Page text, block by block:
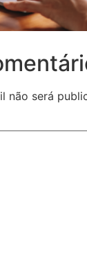
não será